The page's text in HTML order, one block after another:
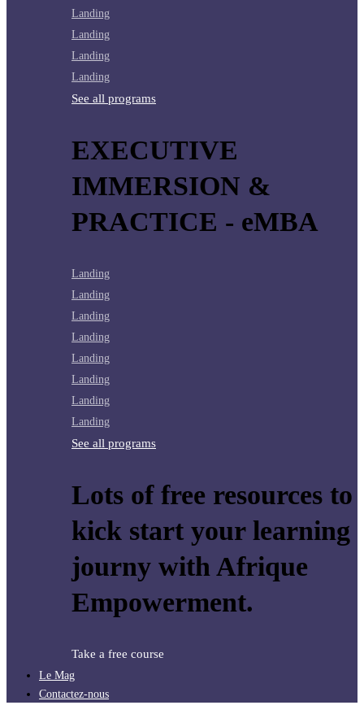
Landing
Landing
Landing
Landing
See all programs
EXECUTIVE
IMMERSION &
PRACTICE - eMBA
Landing
Landing
Landing
Landing
Landing
Landing
Landing
Landing
See all programs
Lots of free resources to
kick start your learning
journy with Afrique
Empowerment.
Take a free course
Le Mag
Contactez-nous